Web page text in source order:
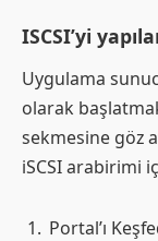
ISCSI’yi
Uygulama
olarak
sekmesine göz
iSCSI arabirimi
Portal’ı